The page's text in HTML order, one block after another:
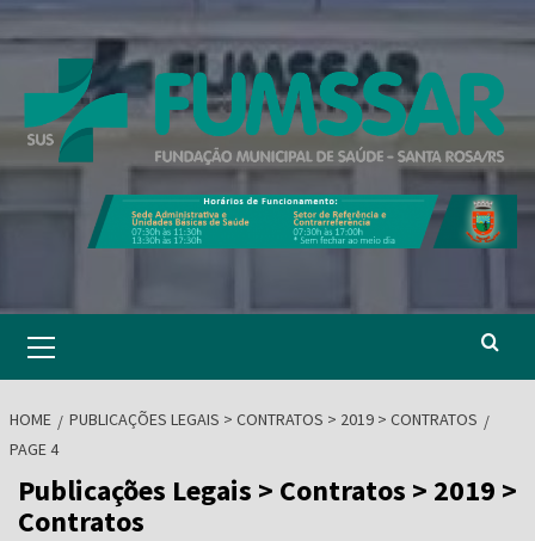
to
Menu
HOME
PUBLICAÇÕES LEGAIS > CONTRATOS > 2019 > CONTRATOS
PAGE 4
Publicações Legais > Contratos > 2019 >
Contratos